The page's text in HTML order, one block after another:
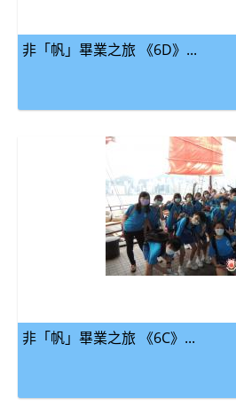
非「帆」畢業之旅 《6D》...
非「帆」畢業之旅 《6C》...